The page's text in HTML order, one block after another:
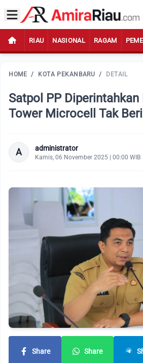
RIAU NASIONAL RAGAM
HOME / KOTA PEKANBARU / DETAIL
Satpol PP Diperintahkan
Tower Microcell Tak
A administrator
Kamis, 06 November 2025 | 00:00 WIB
Share Share